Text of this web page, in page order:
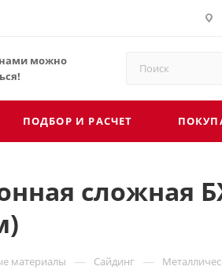
можно
ПОДБОР И РАСЧЕТ
сложная
материалы — Сайдинг —